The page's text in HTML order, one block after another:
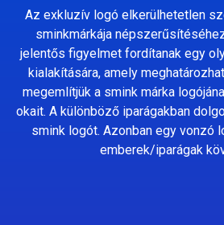
Az exkluzív logó elkerülhetetlen
sminkmárkája
jelentős figyelmet fordítanak egy
kialakítására, amely
megemlítjük a smink márka
okait. A különböző iparágakban
smink logót. Azonban egy vonzó
emberek/iparágak